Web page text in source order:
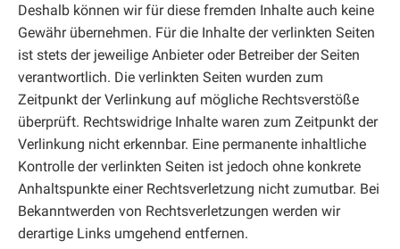
Deshalb können wir für diese fremden Inhalte auch keine
Gewähr übernehmen. Für die Inhalte der verlinkten Seiten
ist stets der jeweilige Anbieter oder Betreiber der Seiten
verantwortlich. Die verlinkten Seiten wurden zum
Zeitpunkt der Verlinkung auf mögliche Rechtsverstöße
überprüft. Rechtswidrige Inhalte waren zum Zeitpunkt der
Verlinkung nicht erkennbar. Eine permanente inhaltliche
Kontrolle der verlinkten Seiten ist jedoch ohne konkrete
Anhaltspunkte einer Rechtsverletzung nicht zumutbar. Bei
Bekanntwerden von Rechtsverletzungen werden wir
derartige Links umgehend entfernen.